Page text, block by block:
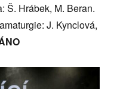
Š. Hrábek, M. Beran.
J. Kynclová,